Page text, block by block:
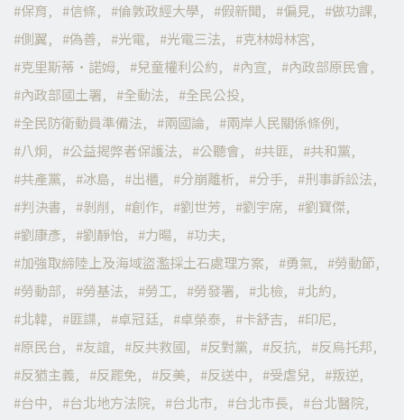
保育
信條 倫敦政經大學 假新聞 偏見
做功課
側翼
偽善 光電 光電三法
克林姆林宮
克里斯蒂·諾姆
兒童權利公約 內宣
內政部原民會
內政部國土署
全動法
全民公投
全民防衛動員準備法
兩國論
兩岸人民關係條例
八炯
公益揭弊者保護法 公聽會 共匪
共和黨
共產黨
冰島 出櫃 分崩離析 分手
刑事訴訟法
判決書
剝削 創作 劉世芳 劉宇席
劉寶傑
劉康彥
劉靜怡 力暘
功夫
加強取締陸上及海域盜濫採土石處理方案
勇氣
勞動節
勞動部
勞基法 勞工 勞發署 北檢
北約
北韓
匪諜 卓冠廷 卓榮泰 卡舒吉
印尼
原民台
友誼 反共救國 反對黨 反抗
反烏托邦
反猶主義
反罷免 反美 反送中 受虐兒
叛逆
台中
台北地方法院 台北市 台北市長
台北醫院